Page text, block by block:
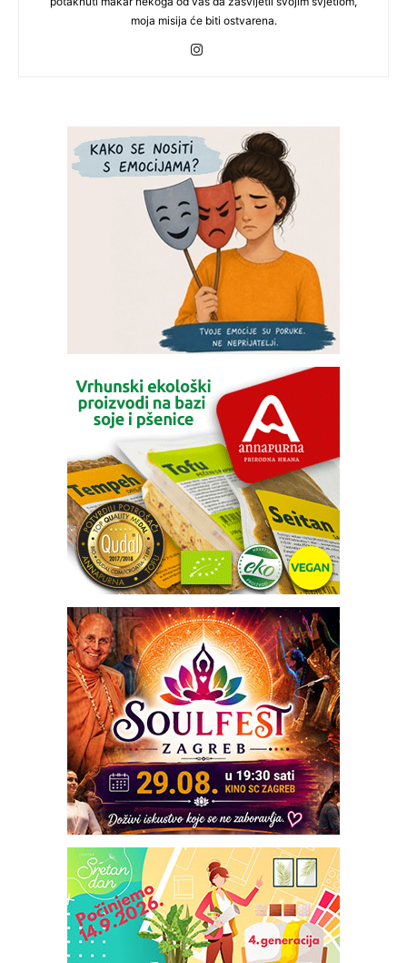
moja misija će biti ostvarena.